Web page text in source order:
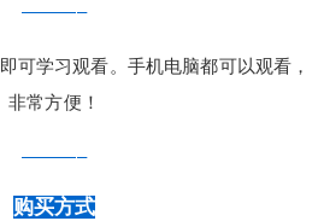
———–
即可学习观看。手机电脑都可以观看，
非常方便！
———–
购买方式